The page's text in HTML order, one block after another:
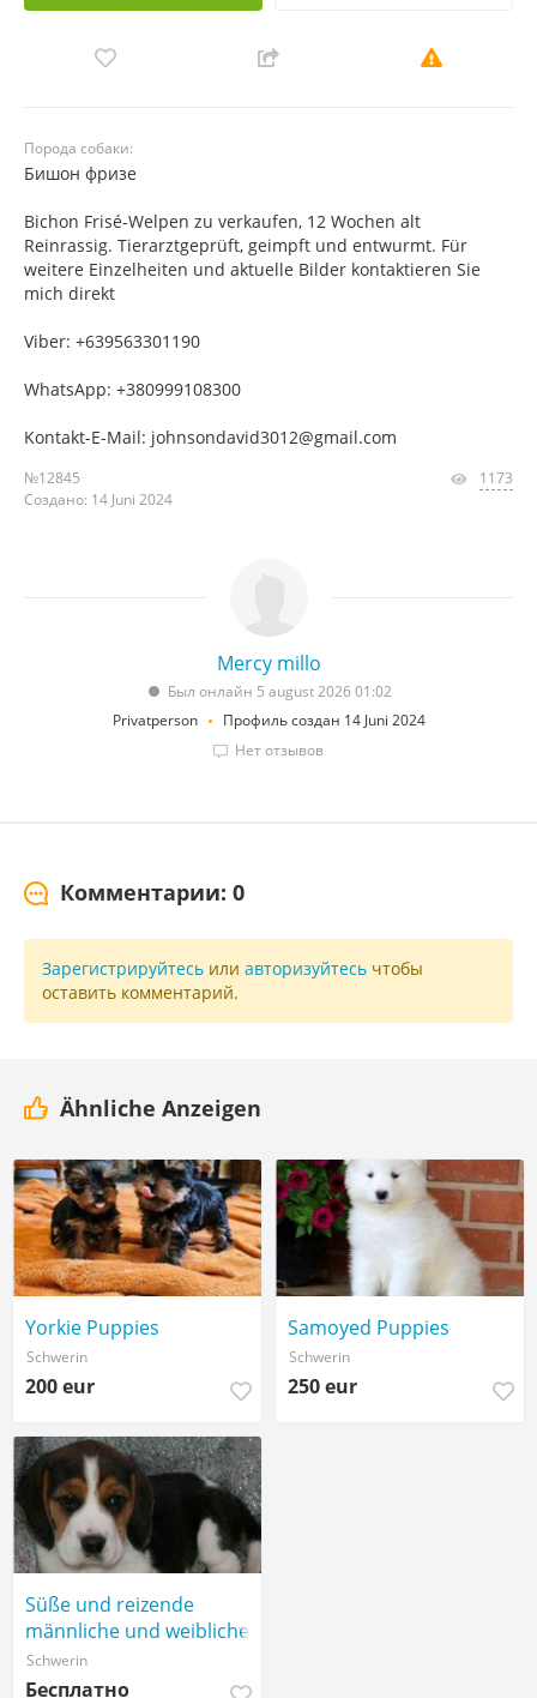
Порода собаки:
Бишон фризе
Bichon Frisé-Welpen zu verkaufen, 12 Wochen alt
Reinrassig. Tierarztgeprüft, geimpft und entwurmt. Für
weitere Einzelheiten und aktuelle Bilder kontaktieren Sie
mich direkt
Viber: +639563301190
WhatsApp: +380999108300
Kontakt-E-Mail: johnsondavid3012@gmail.com
№12845
Создано: 14 Juni 2024
1173
Mercy millo
Был онлайн 5 august 2026 01:02
Privatperson
Профиль создан 14 Juni 2024
Нет отзывов
Комментарии: 0
Зарегистрируйтесь или авторизуйтесь чтобы
оставить комментарий.
Ähnliche Anzeigen
Yorkie Puppies
Schwerin
200 eur
Samoyed Puppies
Schwerin
250 eur
Süße und reizende
männliche und weibliche
Beagle-Welpen,
Schwerin
Бесплатно